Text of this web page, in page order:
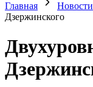
Главная Новости
Дзержинского